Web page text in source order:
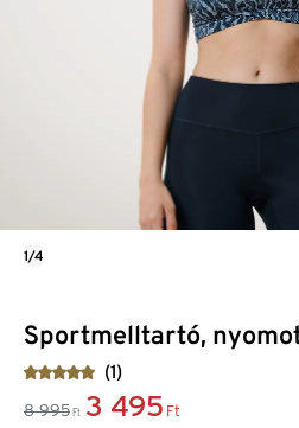
Sportmelltartó,
(1)
8 995 Ft 3 495 Ft
1/4